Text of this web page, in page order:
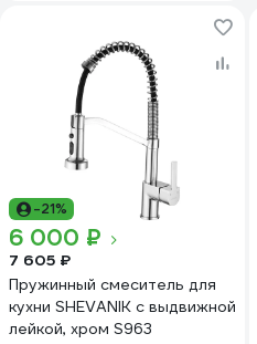
-21%
6 000 ₽
7 605 ₽
Пружинный смеситель для
кухни SHEVANIK с выдвижной
лейкой, хром S963